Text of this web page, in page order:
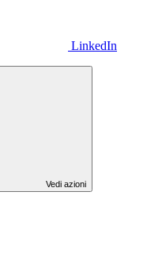
LinkedIn
Vedi azioni